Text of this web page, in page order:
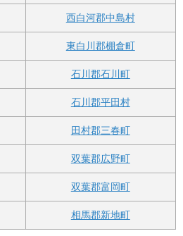
西白河郡中島村
東白川郡棚倉町
石川郡石川町
石川郡平田村
田村郡三春町
双葉郡広野町
双葉郡富岡町
相馬郡新地町